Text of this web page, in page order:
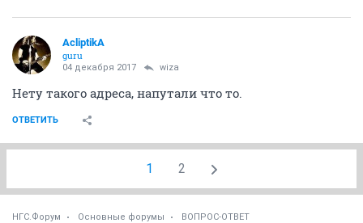
AcliptikA
guru
04 декабря 2017 wiza
Нету такого адреса, напутали что то.
ОТВЕТИТЬ
1 2
НГС.Форум Основные форумы ВОПРОС-ОТВЕТ